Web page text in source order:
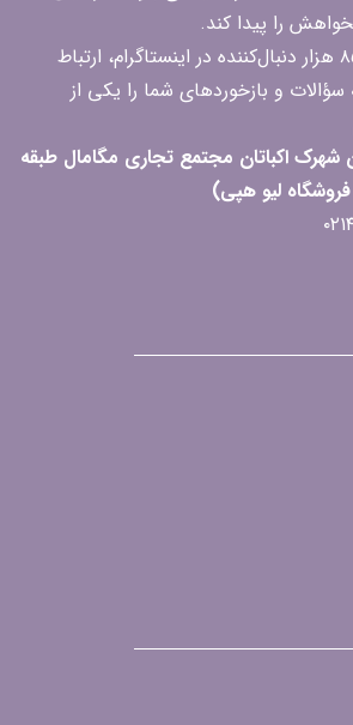
را پیدا کند.
همچنین با بیش از ۸۵۰ هزار دنبال‌کننده در اینستاگرام، ارتباط
و بازخوردهای شما را یکی از
شهرک اکباتان مجتمع تجاری مگامال طبقه